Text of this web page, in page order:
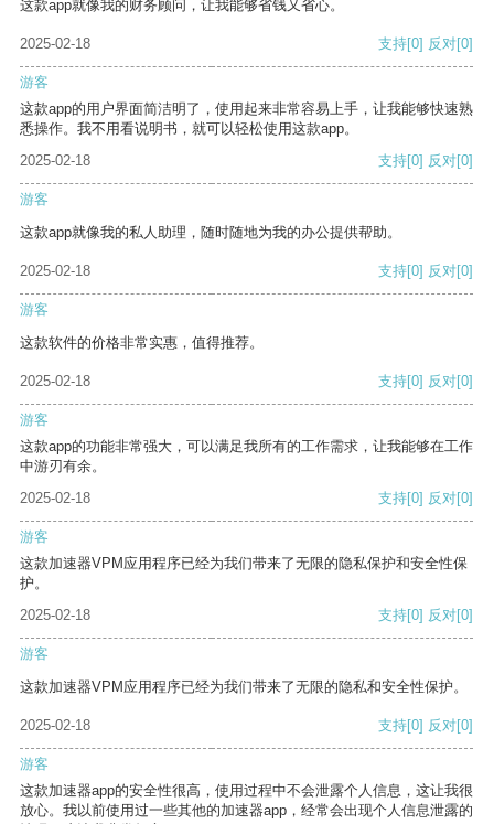
这款app就像我的财务顾问，让我能够省钱又省心。
2025-02-18 支持[0] 反对[0]
游客
这款app的用户界面简洁明了，使用起来非常容易上手，让我能够快速熟
悉操作。我不用看说明书，就可以轻松使用这款app。
2025-02-18
支持[0] 反对[0]
游客
这款app就像我的私人助理，随时随地为我的办公提供帮助。
2025-02-18 支持[0] 反对[0]
游客
这款软件的价格非常实惠，值得推荐。
2025-02-18 支持[0] 反对[0]
游客
这款app的功能非常强大，可以满足我所有的工作需求，让我能够在工作
中游刃有余。
2025-02-18
支持[0] 反对[0]
游客
这款加速器VPM应用程序已经为我们带来了无限的隐私保护和安全性保
护。
2025-02-18
支持[0] 反对[0]
游客
这款加速器VPM应用程序已经为我们带来了无限的隐私和安全性保护。
2025-02-18 支持[0] 反对[0]
游客
这款加速器app的安全性很高，使用过程中不会泄露个人信息，这让我很
放心。我以前使用过一些其他的加速器app，经常会出现个人信息泄露的